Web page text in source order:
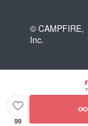
© CAMPFIRE,
Inc.
99